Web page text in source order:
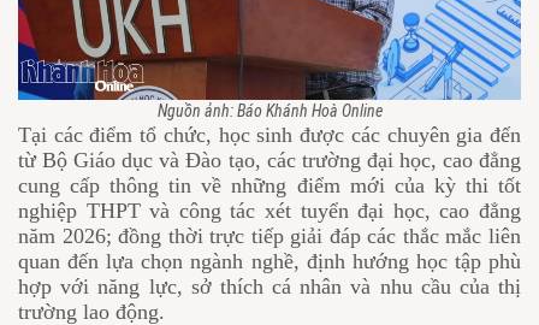
Nguồn ảnh: Báo Khánh Hoà Online
Tại các điểm tổ chức, học sinh được các chuyên gia đến
từ Bộ Giáo dục và Đào tạo, các trường đại học, cao đẳng
cung cấp thông tin về những điểm mới của kỳ thi tốt
nghiệp THPT và công tác xét tuyển đại học, cao đẳng
năm 2026; đồng thời trực tiếp giải đáp các thắc mắc liên
quan đến lựa chọn ngành nghề, định hướng học tập phù
hợp với năng lực, sở thích cá nhân và nhu cầu của thị
trường lao động.